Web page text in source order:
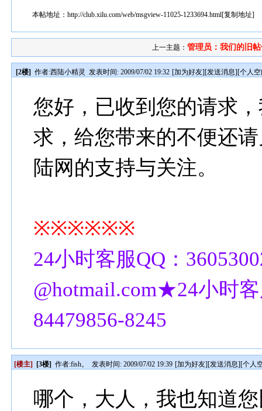
本帖地址：http://club.xilu.com/web/msgview-11025-1233694.html[复制地址]
上一主题： 管理员：我们的旧
[2楼] 作者:西陆小精灵 发表时间: 2009/07/02 19:32 [加为好友][发送消息][个人
您好，已收到您的请求
求，给您带来的不便还
陆网的支持与关注。
※※※※※※
24小时客服QQ：
@hotmail.com★24小时
84479856-8245
[楼主] [3楼] 作者:fish。 发表时间: 2009/07/02 19:39 [加为好友][发送消息][个人
哪个，大人，我也知道